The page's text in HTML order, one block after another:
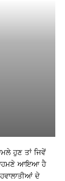
ਹੁਣ ਤਾਂ ਜਿਵੇਂ
ਆਇਆ ਹੈ
ਦੇ